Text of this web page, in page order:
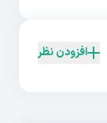
افزودن نظر